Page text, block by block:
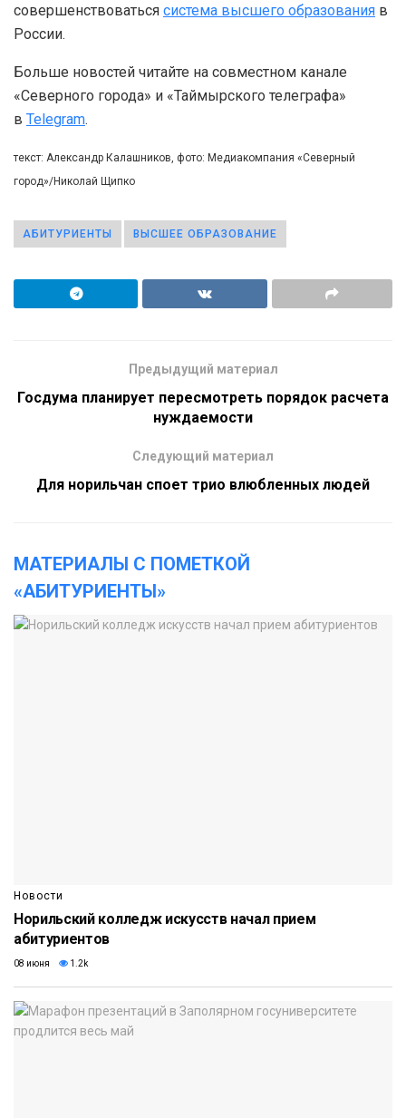
совершенствоваться система высшего образования в
России.
Больше новостей читайте на совместном канале
«Северного города» и «Таймырского телеграфа»
в Telegram.
текст: Александр Калашников, фото: Медиакомпания «Северный
город»/Николай Щипко
АБИТУРИЕНТЫ ВЫСШЕЕ ОБРАЗОВАНИЕ
Предыдущий материал
Госдума планирует пересмотреть порядок расчета
нуждаемости
Следующий материал
Для норильчан споет трио влюбленных людей
МАТЕРИАЛЫ С ПОМЕТКОЙ
«АБИТУРИЕНТЫ»
Новости
Норильский колледж искусств начал прием
абитуриентов
08 июня 1.2k